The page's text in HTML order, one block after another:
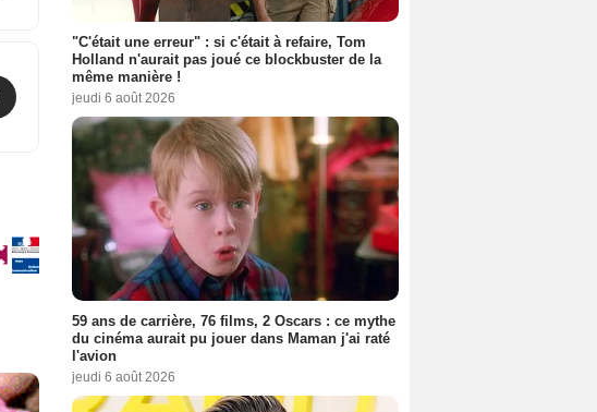
"C'était une erreur" : si c'était à refaire, Tom
Holland n'aurait pas joué ce blockbuster de la
même manière !
jeudi 6 août 2026
59 ans de carrière, 76 films, 2 Oscars : ce mythe
du cinéma aurait pu jouer dans Maman j'ai raté
l'avion
jeudi 6 août 2026